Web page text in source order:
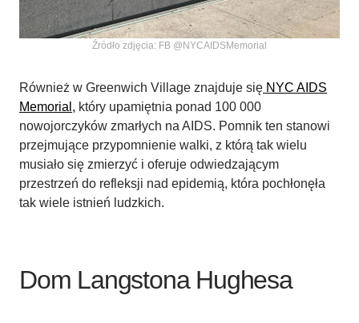
Źródło zdjęcia: FB @NYCAIDSMemorial
Również w Greenwich Village znajduje się NYC AIDS
Memorial, który upamiętnia ponad 100 000
nowojorczyków zmarłych na AIDS. Pomnik ten stanowi
przejmujące przypomnienie walki, z którą tak wielu
musiało się zmierzyć i oferuje odwiedzającym
przestrzeń do refleksji nad epidemią, która pochłonęła
tak wiele istnień ludzkich.
Dom Langstona Hughesa